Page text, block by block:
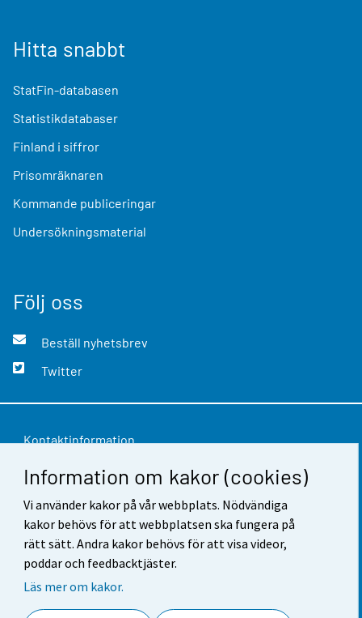
Information om kakor (cookies)
Vi använder kakor på vår webbplats. Nödvändiga
kakor behövs för att webbplatsen ska fungera på
rätt sätt. Andra kakor behövs för att visa videor,
poddar och feedbacktjäster.
Läs mer om kakor.
Hitta snabbt
StatFin-databasen
Statistikdatabaser
Finland i siffror
Prisomräknaren
Kommande publiceringar
Undersökningsmaterial
Följ oss
Beställ nyhetsbrev
Twitter
Kontaktinformation
Respons
Användarvillkor
Dataskydd
Tillgänglighet